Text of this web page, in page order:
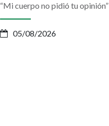
“Mi cuerpo no pidió tu opinión”
05/08/2026